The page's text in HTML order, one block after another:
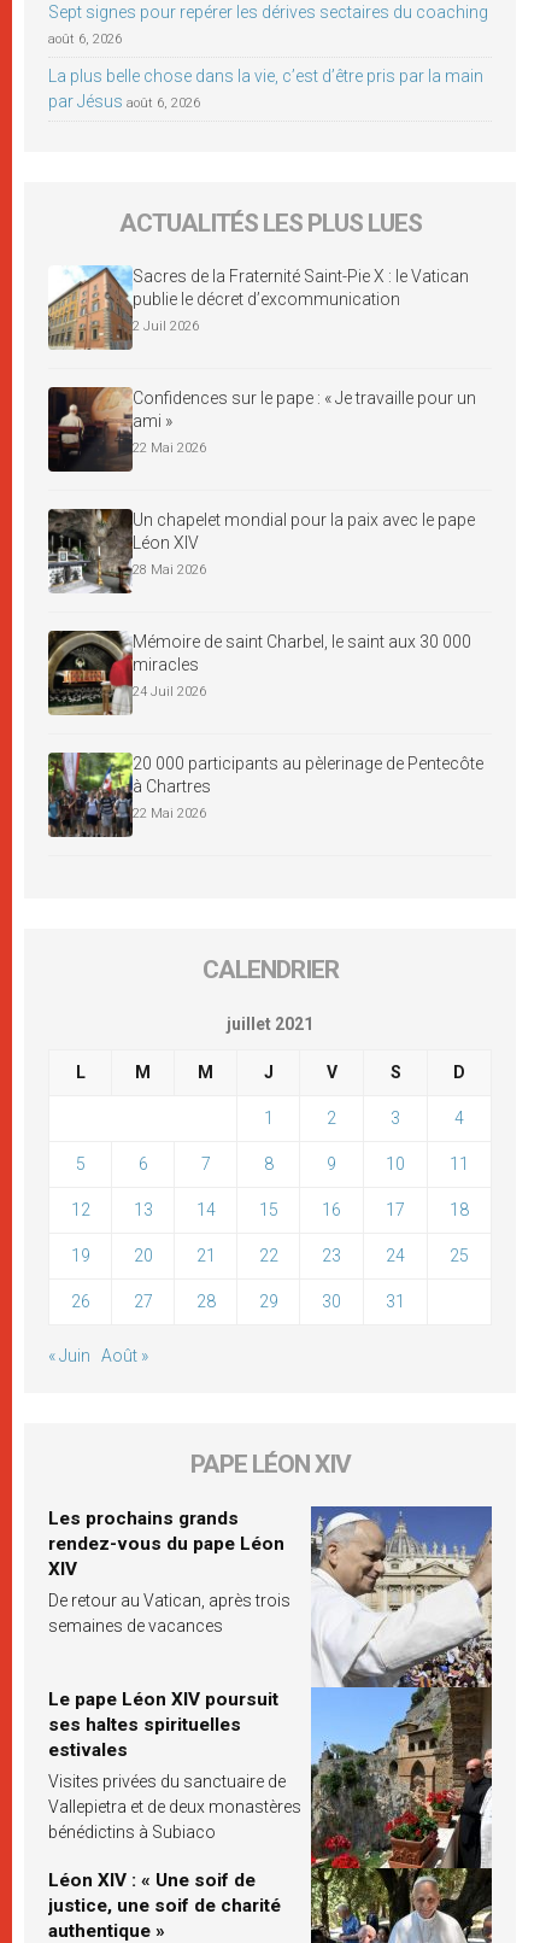
Sept signes pour repérer les dérives sectaires du coaching
août 6, 2026
La plus belle chose dans la vie, c’est d’être pris par la main
par Jésus août 6, 2026
ACTUALITÉS LES PLUS LUES
Sacres de la Fraternité Saint-Pie X : le Vatican
publie le décret d’excommunication
2 Juil 2026
Confidences sur le pape : « Je travaille pour un
ami »
22 Mai 2026
Un chapelet mondial pour la paix avec le pape
Léon XIV
28 Mai 2026
Mémoire de saint Charbel, le saint aux 30 000
miracles
24 Juil 2026
20 000 participants au pèlerinage de Pentecôte
à Chartres
22 Mai 2026
CALENDRIER
juillet 2021
L M M J V S D
1 2 3 4
5 6 7 8 9 10 11
12 13 14 15 16 17 18
19 20 21 22 23 24 25
26 27 28 29 30 31
« Juin Août »
PAPE LÉON XIV
Les prochains grands
rendez-vous du pape Léon
XIV
De retour au Vatican, après trois
semaines de vacances
Le pape Léon XIV poursuit
ses haltes spirituelles
estivales
Visites privées du sanctuaire de
Vallepietra et de deux monastères
bénédictins à Subiaco
Léon XIV : « Une soif de
justice, une soif de charité
authentique »